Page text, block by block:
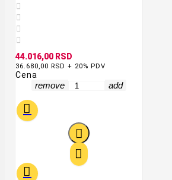




44.016,00 RSD
36.680,00 RSD + 20% PDV
Cena
remove add



